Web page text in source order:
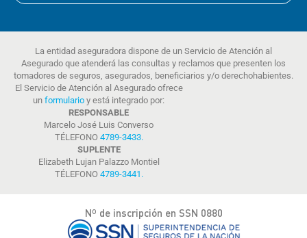
La entidad aseguradora dispone de un Servicio de Atención al
Asegurado que atenderá las consultas y reclamos que presenten los
tomadores de seguros, asegurados, beneficiarios y/o derechohabientes.
El Servicio de Atención al Asegurado ofrece
un formulario y está integrado por:
RESPONSABLE
Marcelo José Luis Converso
TÉLEFONO 4789-3433.
SUPLENTE
Elizabeth Lujan Palazzo Montiel
TÉLEFONO 4789-3441 .
Nº de inscripción en SSN 0880